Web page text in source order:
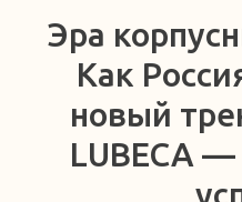
Эра
Как
новый
LUBECA